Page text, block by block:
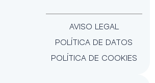
AVISO LEGAL
POLÍTICA DE DATOS
POLÍTICA DE COOKIES